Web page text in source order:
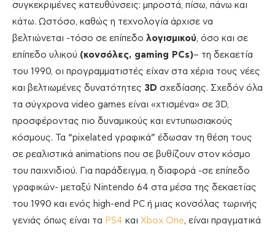
συγκεκριμένες κατευθύνσεις: μπροστά, πίσω, πάνω και
κάτω. Ωστόσο, καθώς η τεχνολογία άρχισε να
βελτιώνεται -τόσο σε επίπεδο λογισμικού, όσο και σε
επίπεδο υλικού (κονσόλες, gaming PCs)– τη δεκαετία
του 1990, οι προγραμματιστές είχαν στα χέρια τους νέες
και βελτιωμένες δυνατότητες 3D σχεδίασης. Σχεδόν όλα
τα σύγχρονα video games είναι «χτισμένα» σε 3D,
προσφέροντας πιο δυναμικούς και εντυπωσιακούς
κόσμους. Τα “pixelated γραφικά” έδωσαν τη θέση τους
σε ρεαλιστικά animations που σε βυθίζουν στον κόσμο
του παιχνιδιού. Για παράδειγμα, η διαφορά -σε επίπεδο
γραφικών- μεταξύ Nintendo 64 στα μέσα της δεκαετίας
του 1990 και ενός high-end PC ή μιας κονσόλας τωρινής
γενιάς όπως είναι τα PS4 και Xbox One, είναι πραγματικά